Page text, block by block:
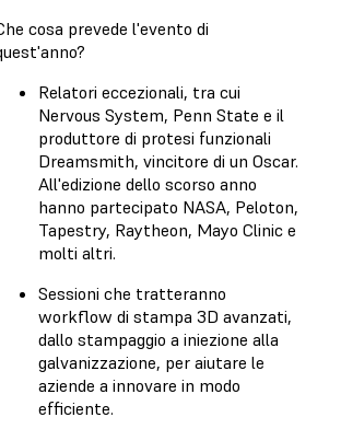
cosa prevede l'evento di
Relatori eccezionali, tra cui
Nervous System, Penn State e il
produttore di protesi funzionali
Dreamsmith, vincitore di un Oscar.
All'edizione dello scorso anno
hanno partecipato NASA, Peloton,
Tapestry, Raytheon, Mayo Clinic e
molti altri.
Sessioni che tratteranno
workflow di stampa 3D avanzati,
dallo stampaggio a iniezione alla
galvanizzazione, per aiutare le
aziende a innovare in modo
efficiente.